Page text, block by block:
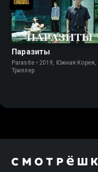
Паразиты
Parasite • 2019, Южная Корея,
Триллер